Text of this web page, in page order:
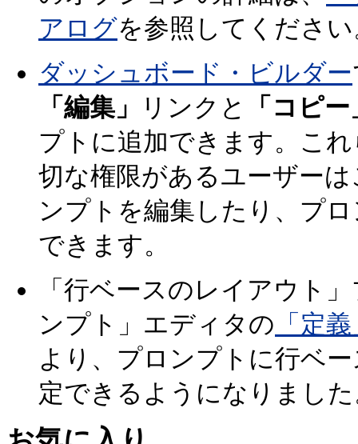
アログを参照してくださ
ダッシュボード・ビルダー
「編集」
リンクと
「コピ
プトに追加できます。こ
切な権限があるユーザー
ンプトを編集したり、プ
できます。
「行ベースのレイアウト
ンプト」エディタの 「定
より、プロンプトに行ベ
定できるようになりまし